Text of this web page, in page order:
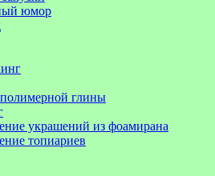
юмор
глины
украшений из фоамирана
топиариев